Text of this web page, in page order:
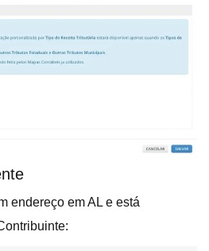
endereço em AL e está